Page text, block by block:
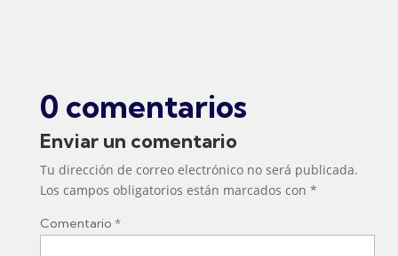
0 comentarios
Enviar un comentario
Tu dirección de correo electrónico no será publicada.
Los campos obligatorios están marcados con *
Comentario *